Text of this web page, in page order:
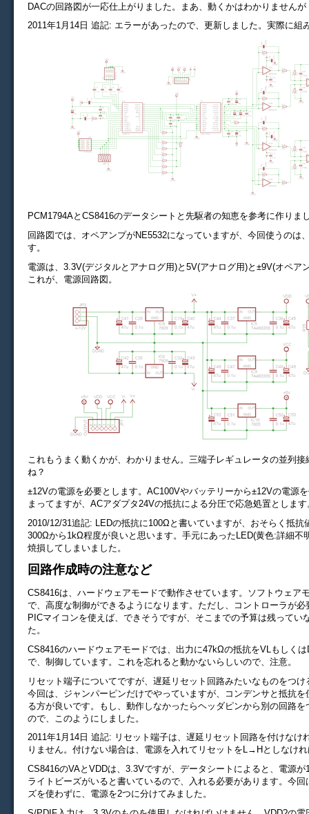
DACの回路図が一応仕上がりました。まあ、動くかはわかりませんが
2011年1月14日 追記: エラーがあったので、更新しました。実際に組
PCM1794AとCS8416のデータシートと先駆者の知恵を参考に作りま
回路図では、オペアンプがNE5532になっていますが、今回使うのは
す。
電源は、3.3V(デジタルとアナログ用)と5V(アナログ用)と±9V(オペア
これが、電源回路図。
これもうまく動くかが、わかりません。三端子レギュレータの並列
ね？
±12Vの電源を必要とします。AC100Vやバッテリーから±12Vの電源
まってますが、ACアダプタ24Vの抵抗による分圧で応急処置としま
2010/12/31追記: LEDの抵抗に100Ωと書いていますが、おそらく抵抗
300Ωから1kΩ程度が良いと思います。手元にあったLED(黄色:詳細不
焼損してしまいました。
回路作成時の注意など
CS8416は、ハードウェアモードで動作させています。ソフトウェア
で、高度な制御ができるようになります。ただし、コントローラが必
PICマイコンを使えば、できそうですが、そこまでの予算は残ってい
た。
CS8416のハードウェアモードでは、出力に47kΩの抵抗をVLもしく
で、制御しています。これを忘れると動かないらしいので、注意。
リセット端子についてですが、遅延リセット回路みたいなものをつ
今回は、ジャンパーピンだけでやっていますが、コンデンサと抵抗を
る方が良いです。もし、動作しなかったらヘッダピンから別の回路
ので、このようにしました。
2011年1月14日 追記: リセット端子は、遅延リセット回路を付けなけ
りません。付けない場合は、電源を入れてリセットをL→Hとしなけ
CS8416のVAとVDDは、3.3Vですが、データシートによると、電源が
ライトビーズがいると書いているので、入れる必要があります。今
ズを使わずに、電源を2つに分けてみました。